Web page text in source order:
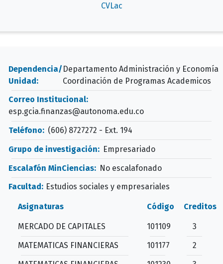
CVLac
Dependencia/
Unidad:
Departamento Administración y Economía
Coordinación de Programas Academicos
Correo Institucional:
esp.gcia.finanzas@autonoma.edu.co
Teléfono: (606) 8727272 - Ext. 194
Grupo de investigación: Empresariado
Escalafón MinCiencias: No escalafonado
Facultad: Estudios sociales y empresariales
Asignaturas Código Creditos
MERCADO DE CAPITALES 101109
3
MATEMATICAS FINANCIERAS
101177
2